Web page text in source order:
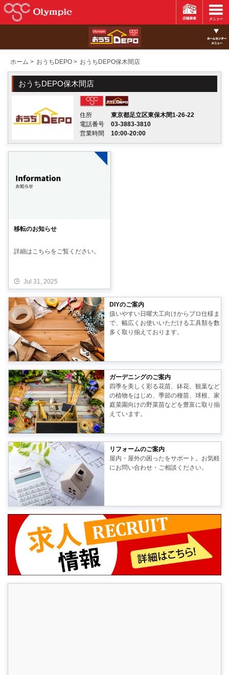
ホーム > おうちDEPO > おうちDEPO保木間店
おうちDEPO保木間店
住所
東京都足立区東保木間1-26-22
電話番号
03-3883-3810
営業時間
10:00-20:00
移転のお知らせ
詳細はこちらをご覧ください。
Jul 31, 2025
DIYのご案内
扱いやすい日曜大工向けからプロ仕様ま
で、幅広くお使いいただける工具類を数
多く取り揃えております。
ガーデニングのご案内
四季を美しく彩る花苗、鉢花、観葉など
の植物をはじめ、季節の種苗、球根、家
庭菜園向けの野菜苗などを豊富に取り揃
えています。
リフォームのご案内
屋内・屋外の困ったをサポート。お気軽
にお問い合わせ・ご相談ください。